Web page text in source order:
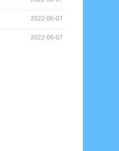
2022-06-07
2022-06-07